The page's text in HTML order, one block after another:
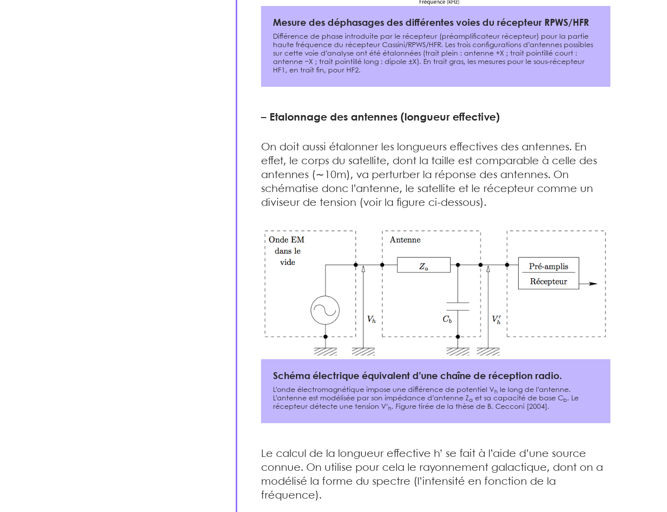
Mesure des déphasages des différentes voies du récepteur RPWS/HFR
Différence de phase introduite par le récepteur (préamplificateur récepteur) pour la partie
haute fréquence du récepteur Cassini/RPWS/HFR. Les trois configurations d’antennes possibles
sur cette voie d’analyse ont été étalonnées (trait plein : antenne +X ; trait pointillé court :
antenne −X ; trait pointillé long : dipole ±X). En trait gras, les mesures pour le sous-récepteur
HF1, en trait fin, pour HF2.
– Etalonnage des antennes (longueur effective)
On doit aussi étalonner les longueurs effectives des antennes. En
effet, le corps du satellite, dont la taille est comparable à celle des
antennes (∼10m), va perturber la réponse des antennes. On
schématise donc l’antenne, le satellite et le récepteur comme un
diviseur de tension (voir la figure ci-dessous).
Schéma électrique équivalent d’une chaîne de réception radio.
L’onde électromagnétique impose une différence de potentiel V h
le long de l’antenne.
L’antenne est modélisée par son impédance d’antenne Za et sa capacité de base Cb . Le
récepteur détecte une tension V′ h . Figure tirée de la thèse de B. Cecconi [2004].
Le calcul de la longueur effective h’ se fait à l’aide d’une source
connue. On utilise pour cela le rayonnement galactique, dont on a
modélisé la forme du spectre (l’intensité en fonction de la
fréquence).